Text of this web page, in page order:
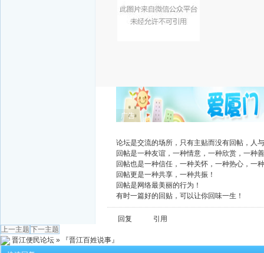
广告
论坛是交流的场所，只有主贴而没有回帖，人
回帖是一种友谊，一种情意，一种欣赏，一种
回帖也是一种信任，一种关怀，一种热心，一
回帖更是一种共享，一种共振！
回帖是网络最美丽的行为！
有时一篇好的回贴，可以让你回味一生！
回复
引用
上一主题 下一主题
晋江便民论坛 »
『晋江百姓说事』